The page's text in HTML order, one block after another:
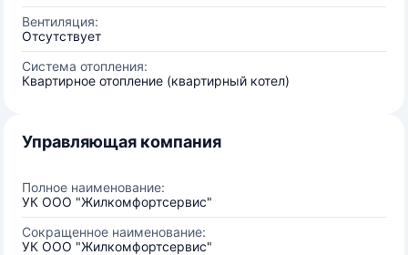
Вентиляция:
Отсутствует
Система отопления:
Квартирное отопление (квартирный котел)
Управляющая компания
Полное наименование:
УК ООО "Жилкомфортсервис"
Сокращенное наименование:
УК ООО "Жилкомфортсервис"